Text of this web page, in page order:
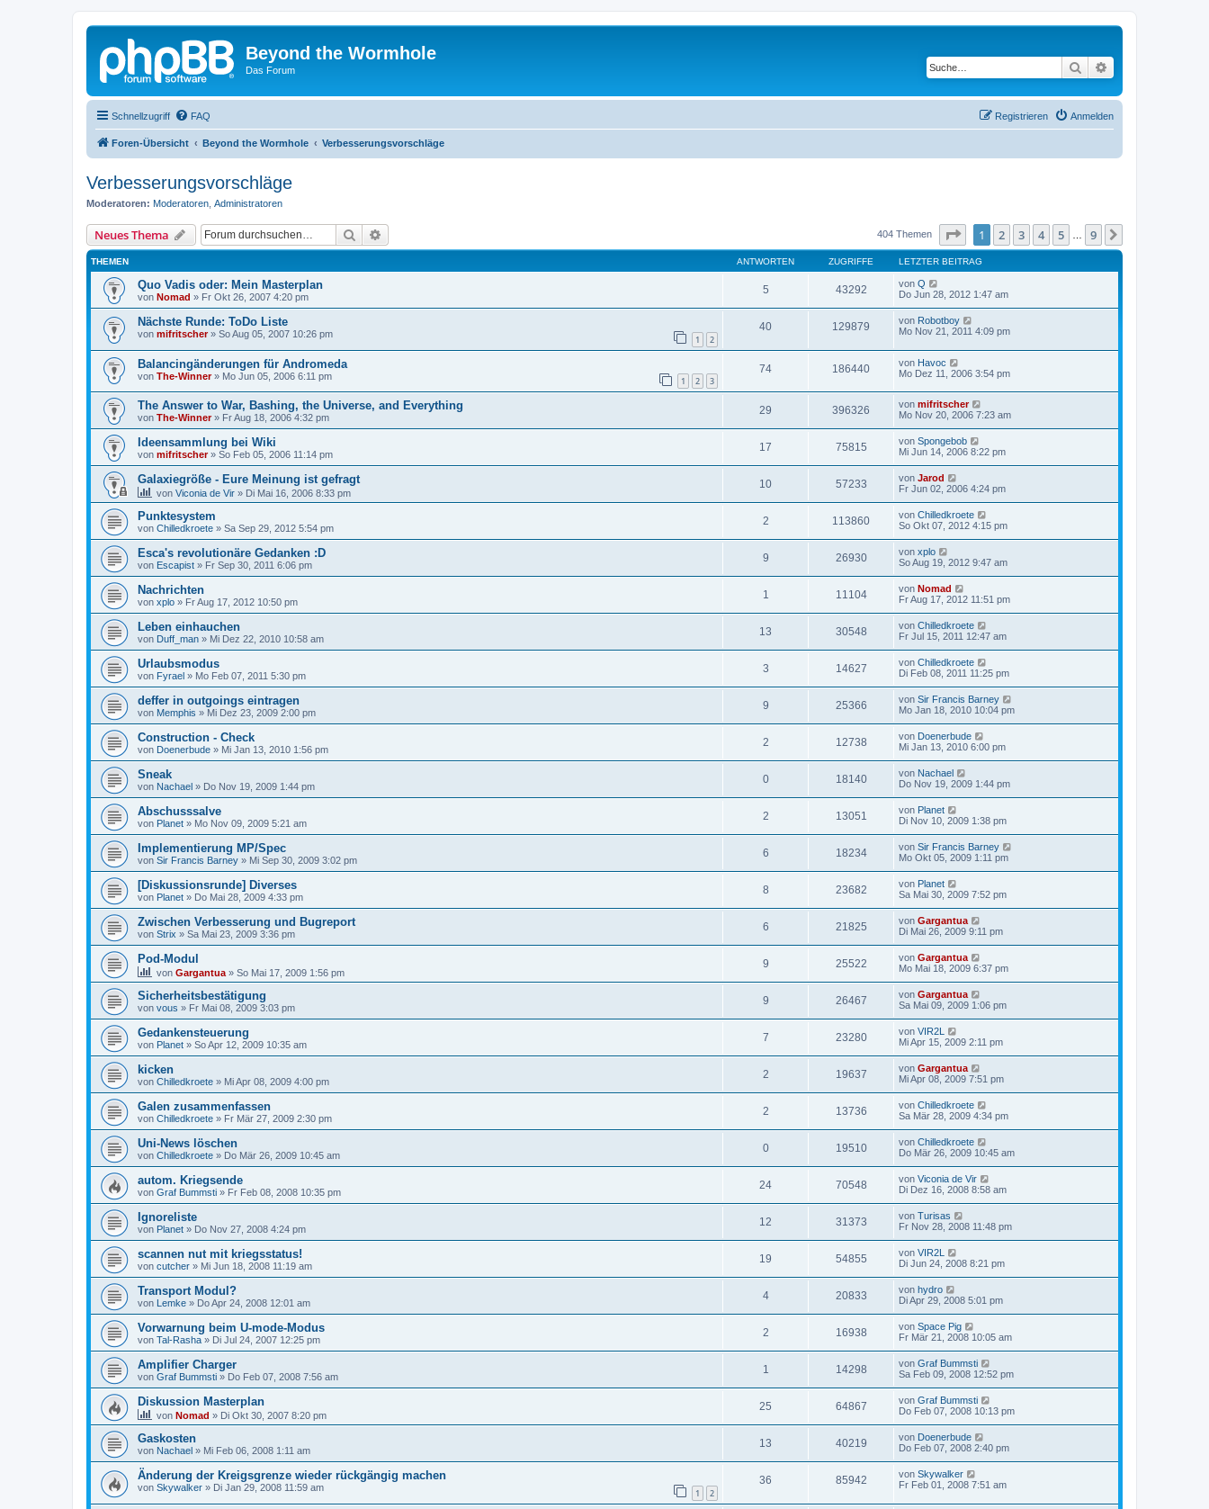
Beyond the Wormhole
Das Forum Suche
Schnellzugriff FAQ Anmelden
Registrieren
Foren-Übersicht Beyond the Wormhole Verbesserungsvorschläge
Verbesserungsvorschläge
Moderatoren: Moderatoren Administratoren
Neues Thema Suche 404 Themen Seite von9
1 2 3 4 5 9
THEMEN ANTWORTEN ZUGRIFFE LETZTER BEITRAG
Quo Vadis oder: Mein Masterplan
von Nomad » Fr Okt 26, 2007 4:20 pm
5 43292 von Q
Do Jun 28, 2012 1:47 am
Nächste Runde: ToDo Liste
von mifritscher» So Aug 05, 2007 10:26 pm 1 2
40 129879 von Robotboy
Mo Nov 21, 2011 4:09 pm
Balancingänderungen für Andromeda
von The-Winner» Mo Jun 05, 2006 6:11 pm 1 2 3
74 186440 von Havoc
Mo Dez 11, 2006 3:54 pm
The Answer to War, Bashing, the Universe, and Everything
von The-Winner» Fr Aug 18, 2006 4:32 pm
29 396326 von mifritscher
Mo Nov 20, 2006 7:23 am
Ideensammlung bei Wiki
von mifritscher» So Feb 05, 2006 11:14 pm
17 75815 von Spongebob
Mi Jun 14, 2006 8:22 pm
Galaxiegröße - Eure Meinung ist gefragt
von Viconia de Vir » Di Mai 16, 2006 8:33 pm
10 57233 von Jarod
Fr Jun 02, 2006 4:24 pm
Punktesystem
von Chilledkroete » Sa Sep 29, 2012 5:54 pm
2 113860 von Chilledkroete
So Okt 07, 2012 4:15 pm
Esca's revolutionäre Gedanken :D
von Escapist » Fr Sep 30, 2011 6:06 pm
9 26930 von xplo
So Aug 19, 2012 9:47 am
Nachrichten
von xplo » Fr Aug 17, 2012 10:50 pm
1 11104 von Nomad
Fr Aug 17, 2012 11:51 pm
Leben einhauchen
von Duff_man » Mi Dez 22, 2010 10:58 am
13 30548 von Chilledkroete
Fr Jul 15, 2011 12:47 am
Urlaubsmodus
von Fyrael » Mo Feb 07, 2011 5:30 pm
3 14627 von Chilledkroete
Di Feb 08, 2011 11:25 pm
deffer in outgoings eintragen
von Memphis » Mi Dez 23, 2009 2:00 pm
9 25366 von Sir Francis Barney
Mo Jan 18, 2010 10:04 pm
Construction - Check
von Doenerbude » Mi Jan 13, 2010 1:56 pm
2 12738 von Doenerbude
Mi Jan 13, 2010 6:00 pm
Sneak
von Nachael » Do Nov 19, 2009 1:44 pm
0 18140 von Nachael
Do Nov 19, 2009 1:44 pm
Abschusssalve
von Planet » Mo Nov 09, 2009 5:21 am
2 13051 von Planet
Di Nov 10, 2009 1:38 pm
Implementierung MP/Spec
von Sir Francis Barney » Mi Sep 30, 2009 3:02 pm
6 18234 von Sir Francis Barney
Mo Okt 05, 2009 1:11 pm
[Diskussionsrunde] Diverses
von Planet » Do Mai 28, 2009 4:33 pm
8 23682 von Planet
Sa Mai 30, 2009 7:52 pm
Zwischen Verbesserung und Bugreport
von Strix » Sa Mai 23, 2009 3:36 pm
6 21825 von Gargantua
Di Mai 26, 2009 9:11 pm
Pod-Modul
von Gargantua » So Mai 17, 2009 1:56 pm
9 25522 von Gargantua
Mo Mai 18, 2009 6:37 pm
Sicherheitsbestätigung
von vous » Fr Mai 08, 2009 3:03 pm
9 26467 von Gargantua
Sa Mai 09, 2009 1:06 pm
Gedankensteuerung
von Planet » So Apr 12, 2009 10:35 am
7 23280 von VIR2L
Mi Apr 15, 2009 2:11 pm
kicken
von Chilledkroete » Mi Apr 08, 2009 4:00 pm
2 19637 von Gargantua
Mi Apr 08, 2009 7:51 pm
Galen zusammenfassen
von Chilledkroete » Fr Mär 27, 2009 2:30 pm
2 13736 von Chilledkroete
Sa Mär 28, 2009 4:34 pm
Uni-News löschen
von Chilledkroete » Do Mär 26, 2009 10:45 am
0 19510 von Chilledkroete
Do Mär 26, 2009 10:45 am
autom. Kriegsende
von Graf Bummsti » Fr Feb 08, 2008 10:35 pm
24 70548 von Viconia de Vir
Di Dez 16, 2008 8:58 am
Ignoreliste
von Planet » Do Nov 27, 2008 4:24 pm
12 31373 von Turisas
Fr Nov 28, 2008 11:48 pm
scannen nut mit kriegsstatus!
von cutcher » Mi Jun 18, 2008 11:19 am
19 54855 von VIR2L
Di Jun 24, 2008 8:21 pm
Transport Modul?
von Lemke » Do Apr 24, 2008 12:01 am
4 20833 von hydro
Di Apr 29, 2008 5:01 pm
Vorwarnung beim U-mode-Modus
von Tal-Rasha » Di Jul 24, 2007 12:25 pm
2 16938 von Space Pig
Fr Mär 21, 2008 10:05 am
Amplifier Charger
von Graf Bummsti » Do Feb 07, 2008 7:56 am
1 14298 von Graf Bummsti
Sa Feb 09, 2008 12:52 pm
Diskussion Masterplan
von Nomad » Di Okt 30, 2007 8:20 pm
25 64867 von Graf Bummsti
Do Feb 07, 2008 10:13 pm
Gaskosten
von Nachael » Mi Feb 06, 2008 1:11 am
13 40219 von Doenerbude
Do Feb 07, 2008 2:40 pm
Änderung der Kreigsgrenze wieder rückgängig machen
von Skywalker » Di Jan 29, 2008 11:59 am 1 2
36 85942 von Skywalker
Fr Feb 01, 2008 7:51 am